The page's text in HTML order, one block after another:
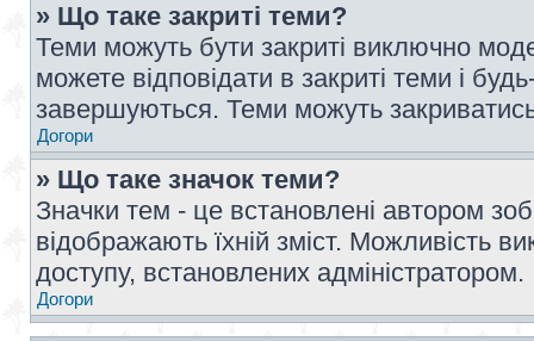
» Що таке закриті теми?
Теми можуть бути закриті виключно
можете відповідати в закриті теми і
завершуються. Теми можуть
Догори
» Що таке значок теми?
Значки тем - це встановлені автором
відображають їхній зміст. Можливість
доступу, встановлених адміністратором.
Догори